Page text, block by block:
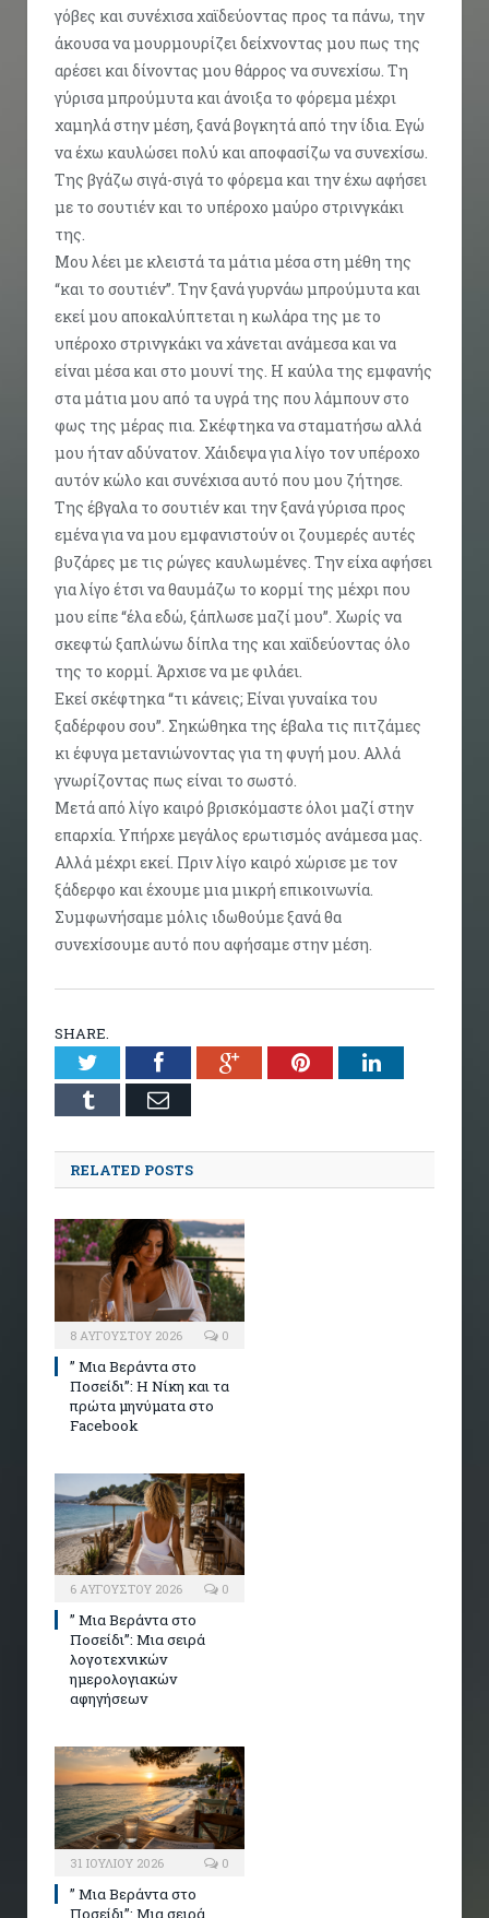
γόβες και συνέχισα χαϊδεύοντας προς τα πάνω, την
άκουσα να μουρμουρίζει δείχνοντας μου πως της
αρέσει και δίνοντας μου θάρρος να συνεχίσω. Τη
γύρισα μπρούμυτα και άνοιξα το φόρεμα μέχρι
χαμηλά στην μέση, ξανά βογκητά από την ίδια. Εγώ
να έχω καυλώσει πολύ και αποφασίζω να συνεχίσω.
Της βγάζω σιγά-σιγά το φόρεμα και την έχω αφήσει
με το σουτιέν και το υπέροχο μαύρο στρινγκάκι
της.
Μου λέει με κλειστά τα μάτια μέσα στη μέθη της
“και το σουτιέν”. Την ξανά γυρνάω μπρούμυτα και
εκεί μου αποκαλύπτεται η κωλάρα της με το
υπέροχο στρινγκάκι να χάνεται ανάμεσα και να
είναι μέσα και στο μουνί της. Η καύλα της εμφανής
στα μάτια μου από τα υγρά της που λάμπουν στο
φως της μέρας πια. Σκέφτηκα να σταματήσω αλλά
μου ήταν αδύνατον. Χάιδεψα για λίγο τον υπέροχο
αυτόν κώλο και συνέχισα αυτό που μου ζήτησε.
Της έβγαλα το σουτιέν και την ξανά γύρισα προς
εμένα για να μου εμφανιστούν οι ζουμερές αυτές
βυζάρες με τις ρώγες καυλωμένες. Την είχα αφήσει
για λίγο έτσι να θαυμάζω το κορμί της μέχρι που
μου είπε “έλα εδώ, ξάπλωσε μαζί μου”. Χωρίς να
σκεφτώ ξαπλώνω δίπλα της και χαϊδεύοντας όλο
της το κορμί. Άρχισε να με φιλάει.
Εκεί σκέφτηκα “τι κάνεις; Είναι γυναίκα του
ξαδέρφου σου”. Σηκώθηκα της έβαλα τις πιτζάμες
κι έφυγα μετανιώνοντας για τη φυγή μου. Αλλά
γνωρίζοντας πως είναι το σωστό.
Μετά από λίγο καιρό βρισκόμαστε όλοι μαζί στην
επαρχία. Υπήρχε μεγάλος ερωτισμός ανάμεσα μας.
Αλλά μέχρι εκεί. Πριν λίγο καιρό χώρισε με τον
ξάδερφο και έχουμε μια μικρή επικοινωνία.
Συμφωνήσαμε μόλις ιδωθούμε ξανά θα
συνεχίσουμε αυτό που αφήσαμε στην μέση.
SHARE.
TwitterFacebookGoogle+PinterestLinkedIn
Tumblr Email
RELATED POSTS
8 ΑΥΓΟΎΣΤΟΥ 2026 0
” Μια Βεράντα στο
Ποσείδι”: Η Νίκη και τα
πρώτα μηνύματα στο
Facebook
6 ΑΥΓΟΎΣΤΟΥ 2026 0
” Μια Βεράντα στο
Ποσείδι”: Μια σειρά
λογοτεχνικών
ημερολογιακών
αφηγήσεων
31 ΙΟΥΛΊΟΥ 2026 0
” Μια Βεράντα στο
Ποσείδι”: Μια σειρά